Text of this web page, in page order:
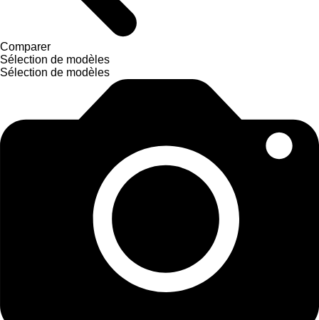
Comparer
Sélection de modèles
Sélection de modèles